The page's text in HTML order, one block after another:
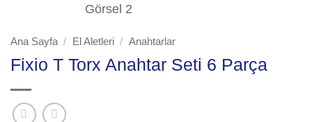
Ana Sayfa / El Aletleri / Anahtarlar
Fixio T Torx Anahtar Seti 6 Parça